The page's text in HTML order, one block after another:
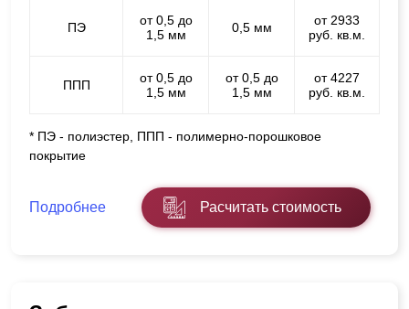
ПЭ
от 0,5 до
1,5 мм
0,5 мм
от 2933
руб. кв.м.
ППП
от 0,5 до
1,5 мм
от 0,5 до
1,5 мм
от 4227
руб. кв.м.
* ПЭ - полиэстер, ППП - полимерно-порошковое
покрытие
Подробнее Расчитать стоимость